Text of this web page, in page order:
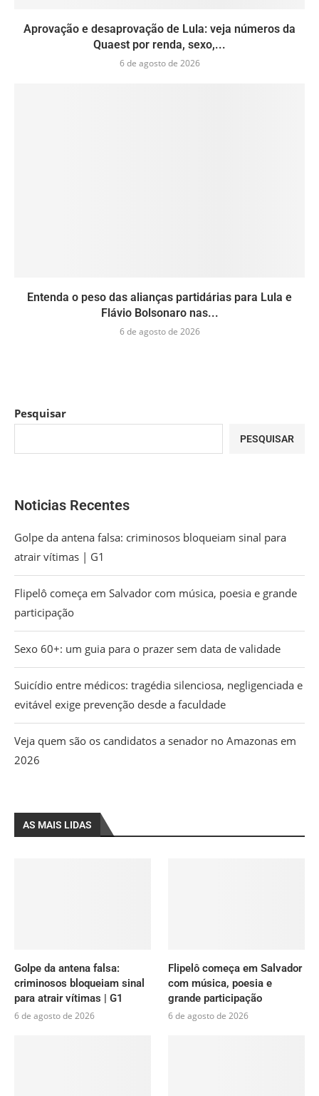
Aprovação e desaprovação de Lula: veja números da
Quaest por renda, sexo,...
6 de agosto de 2026
Entenda o peso das alianças partidárias para Lula e
Flávio Bolsonaro nas...
6 de agosto de 2026
Pesquisar
PESQUISAR
Noticias Recentes
Golpe da antena falsa: criminosos bloqueiam sinal para
atrair vítimas | G1
Flipelô começa em Salvador com música, poesia e grande
participação
Sexo 60+: um guia para o prazer sem data de validade
Suicídio entre médicos: tragédia silenciosa, negligenciada e
evitável exige prevenção desde a faculdade
Veja quem são os candidatos a senador no Amazonas em
2026
AS MAIS LIDAS
Golpe da antena falsa:
criminosos bloqueiam sinal
para atrair vítimas | G1
6 de agosto de 2026
Flipelô começa em Salvador
com música, poesia e
grande participação
6 de agosto de 2026